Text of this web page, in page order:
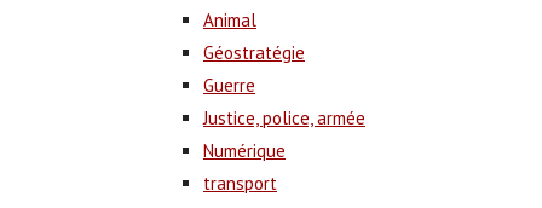
Animal
Géostratégie
Guerre
Justice, police, armée
Numérique
transport